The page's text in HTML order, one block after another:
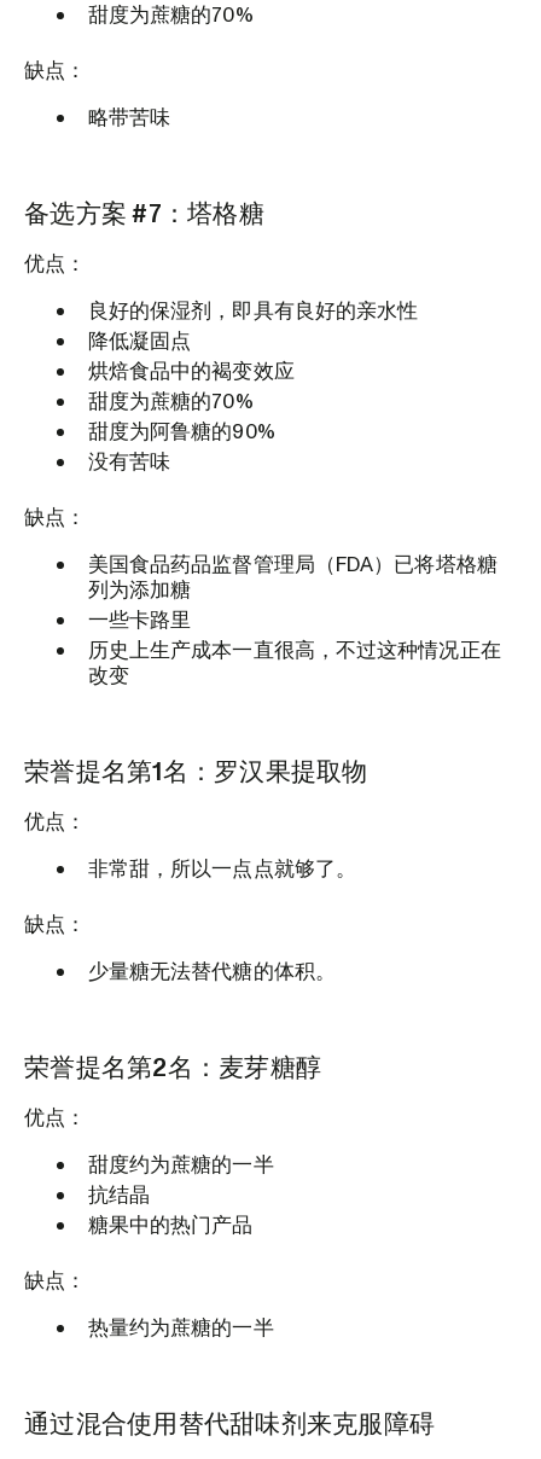
甜度为蔗糖的70%
缺点：
略带苦味
备选方案 #7：塔格糖
优点：
良好的保湿剂，即具有良好的亲水性
降低凝固点
烘焙食品中的褐变效应
甜度为蔗糖的70%
甜度为阿鲁糖的90%
没有苦味
缺点：
美国食品药品监督管理局（FDA）已将塔格糖
列为添加糖
一些卡路里
历史上生产成本一直很高，不过这种情况正在
改变
荣誉提名第1名：罗汉果提取物
优点：
非常甜，所以一点点就够了。
缺点：
少量糖无法替代糖的体积。
荣誉提名第2名：麦芽糖醇
优点：
甜度约为蔗糖的一半
抗结晶
糖果中的热门产品
缺点：
热量约为蔗糖的一半
通过混合使用替代甜味剂来克服障碍